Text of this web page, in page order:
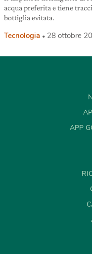
acqua preferita e tiene
bottiglia evitata.
Tecnologia 28 ottobre
APP